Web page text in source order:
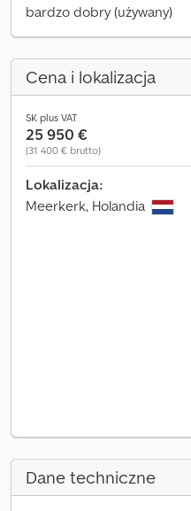
bardzo dobry (używany)
Cena i lokalizacja
SK plus VAT
25 950 €
(31 400 € brutto)
Lokalizacja:
Meerkerk, Holandia
Dane techniczne